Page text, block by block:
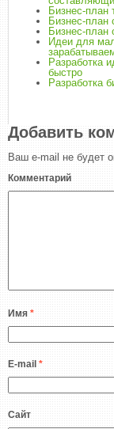
Бизнес-план
Бизнес-план
Бизнес-план
Идеи для
Разработка
быстро
Разработка
Добавить
Ваш e-mail не будет
Комментарий
Имя *
E-mail *
Сайт